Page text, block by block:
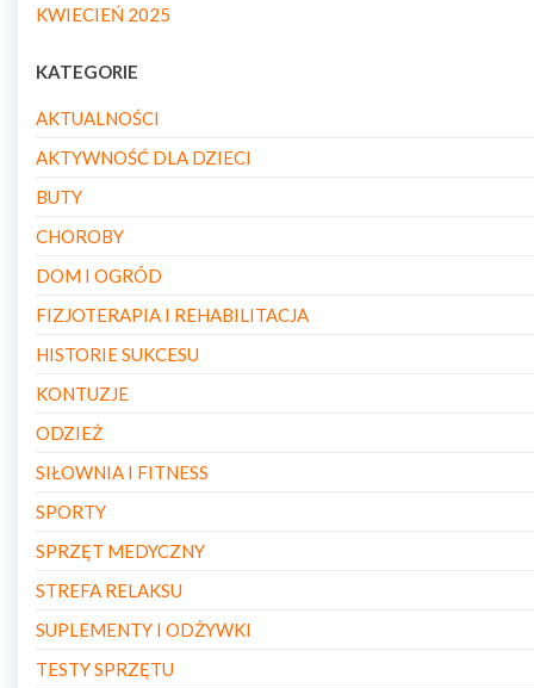
KWIECIEŃ 2025
KATEGORIE
AKTUALNOŚCI
AKTYWNOŚĆ DLA DZIECI
BUTY
CHOROBY
DOM I OGRÓD
FIZJOTERAPIA I REHABILITACJA
HISTORIE SUKCESU
KONTUZJE
ODZIEŻ
SIŁOWNIA I FITNESS
SPORTY
SPRZĘT MEDYCZNY
STREFA RELAKSU
SUPLEMENTY I ODŻYWKI
TESTY SPRZĘTU